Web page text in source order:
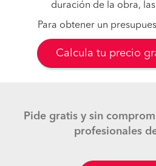
duración de la obra,
Para obtener un
Calcula tu precio
Pide gratis y sin
profesionales